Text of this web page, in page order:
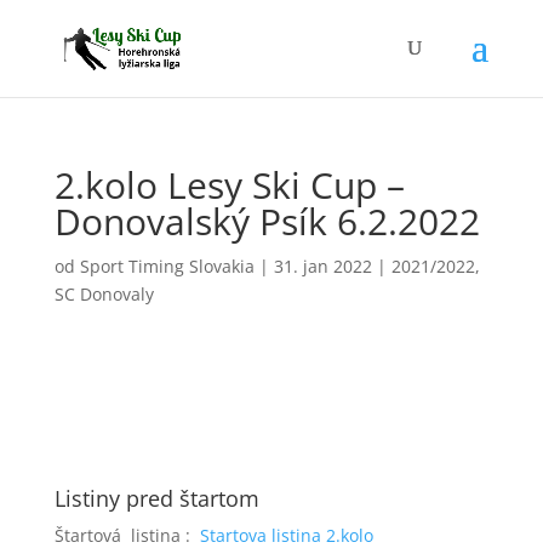
2.kolo Lesy Ski Cup –
Donovalský Psík 6.2.2022
od Sport Timing Slovakia | 31. jan 2022| 2021/2022,
SC Donovaly
Listiny pred štartom
Štartová listina : Startova listina 2.kolo